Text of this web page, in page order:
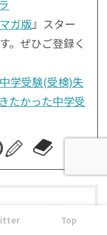
ガ版』スター
。ぜひご登録く
中学受験(受検)失
たかった中学受
Top